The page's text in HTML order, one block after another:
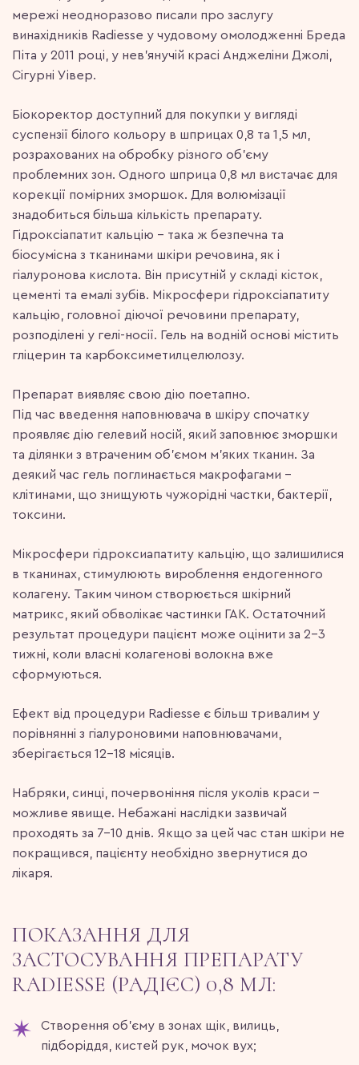
мережі неодноразово писали про заслугу
винахідників Radiesse у чудовому омолодженні Бреда
Піта у 2011 році, у нев’янучій красі Анджеліни Джолі,
Сігурні Уівер.
Біокоректор доступний для покупки у вигляді
суспензії білого кольору в шприцах 0,8 та 1,5 мл,
розрахованих на обробку різного об’єму
проблемних зон. Одного шприца 0,8 мл вистачає для
корекції помірних зморшок. Для волюмізації
знадобиться більша кількість препарату.
Гідроксіапатит кальцію – така ж безпечна та
біосумісна з тканинами шкіри речовина, як і
гіалуронова кислота. Він присутній у складі кісток,
цементі та емалі зубів. Мікросфери гідроксіапатиту
кальцію, головної діючої речовини препарату,
розподілені у гелі-носії. Гель на водній основі містить
гліцерин та карбоксиметилцелюлозу.
Препарат виявляє свою дію поетапно.
Під час введення наповнювача в шкіру спочатку
проявляє дію гелевий носій, який заповнює зморшки
та ділянки з втраченим об’ємом м’яких тканин. За
деякий час гель поглинається макрофагами –
клітинами, що знищують чужорідні частки, бактерії,
токсини.
Мікросфери гідроксиапатиту кальцію, що залишилися
в тканинах, стимулюють вироблення ендогенного
колагену. Таким чином створюється шкірний
матрикс, який обволікає частинки ГАК. Остаточний
результат процедури пацієнт може оцінити за 2-3
тижні, коли власні колагенові волокна вже
сформуються.
Ефект від процедури Radiesse є більш тривалим у
порівнянні з гіалуроновими наповнювачами,
зберігається 12-18 місяців.
Набряки, синці, почервоніння після уколів краси –
можливе явище. Небажані наслідки зазвичай
проходять за 7–10 днів. Якщо за цей час стан шкіри не
покращився, пацієнту необхідно звернутися до
лікаря.
ПОКАЗАННЯ ДЛЯ
ЗАСТОСУВАННЯ ПРЕПАРАТУ
RADIESSE (РАДІЄС) 0,8 МЛ:
Створення об’єму в зонах щік, вилиць,
підборіддя, кистей рук, мочок вух;